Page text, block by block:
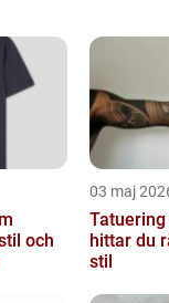
och
03 maj
Tatuering
hittar du
stil